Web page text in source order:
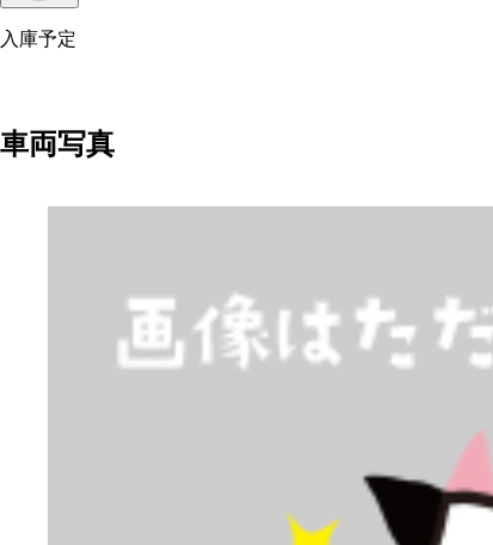
入庫予定
車両写真